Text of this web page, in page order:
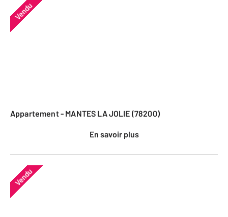
Vendu
Appartement - MANTES LA JOLIE (78200)
En savoir plus
Vendu